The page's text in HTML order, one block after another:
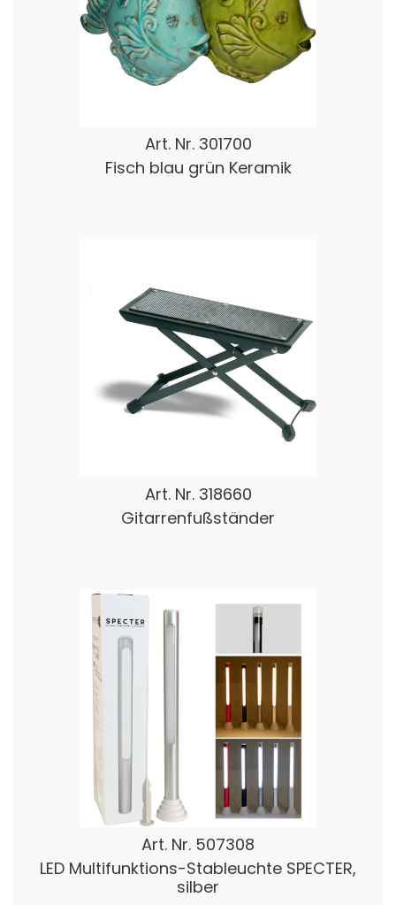
Art. Nr. 301700
Fisch blau grün Keramik
Art. Nr. 318660
Gitarrenfußständer
Art. Nr. 507308
LED Multifunktions-Stableuchte SPECTER,
silber